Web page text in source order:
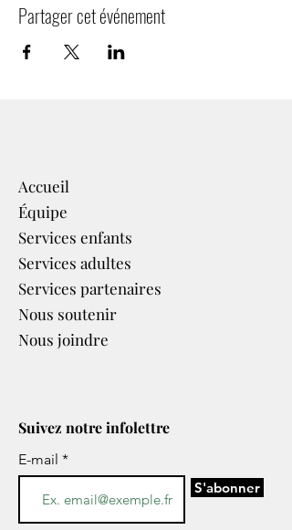
Partager cet événement
Accueil
Équipe
Services enfants
Services adultes
Services partenaires​
Nous soutenir
Nous joindre
Suivez notre infolettre
E-mail
S'abonner